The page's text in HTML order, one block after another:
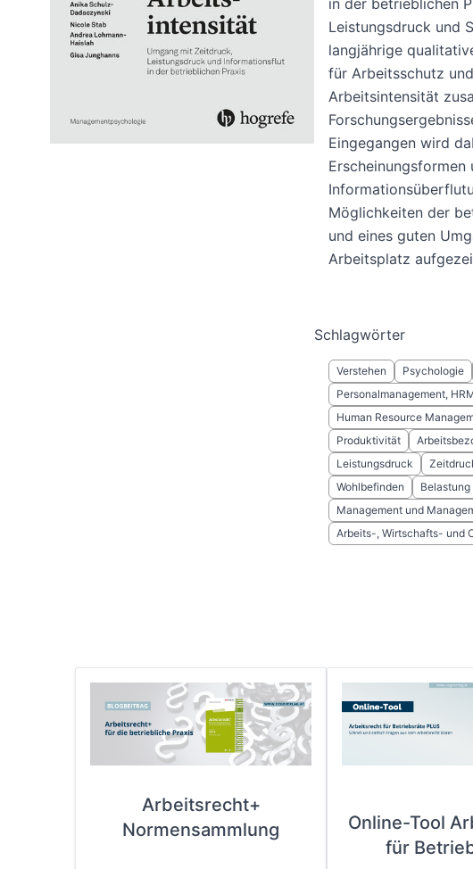
in der betrieblichen
Leistungsdruck und
langjährige
für Arbeitsschutz
Arbeitsintensität
Eingegangen wird
Möglichkeiten der
und eines guten
Arbeitsplatz
Schlagwörter
Verstehen Psychologie
Personalmanagement,
Human Resource
Produktivität
Leistungsdruck
Wohlbefinden
Belastung
Management und
Arbeits-, Wirtschafts- und
Arbeitsrecht+
Normensammlung
Online-Tool
für